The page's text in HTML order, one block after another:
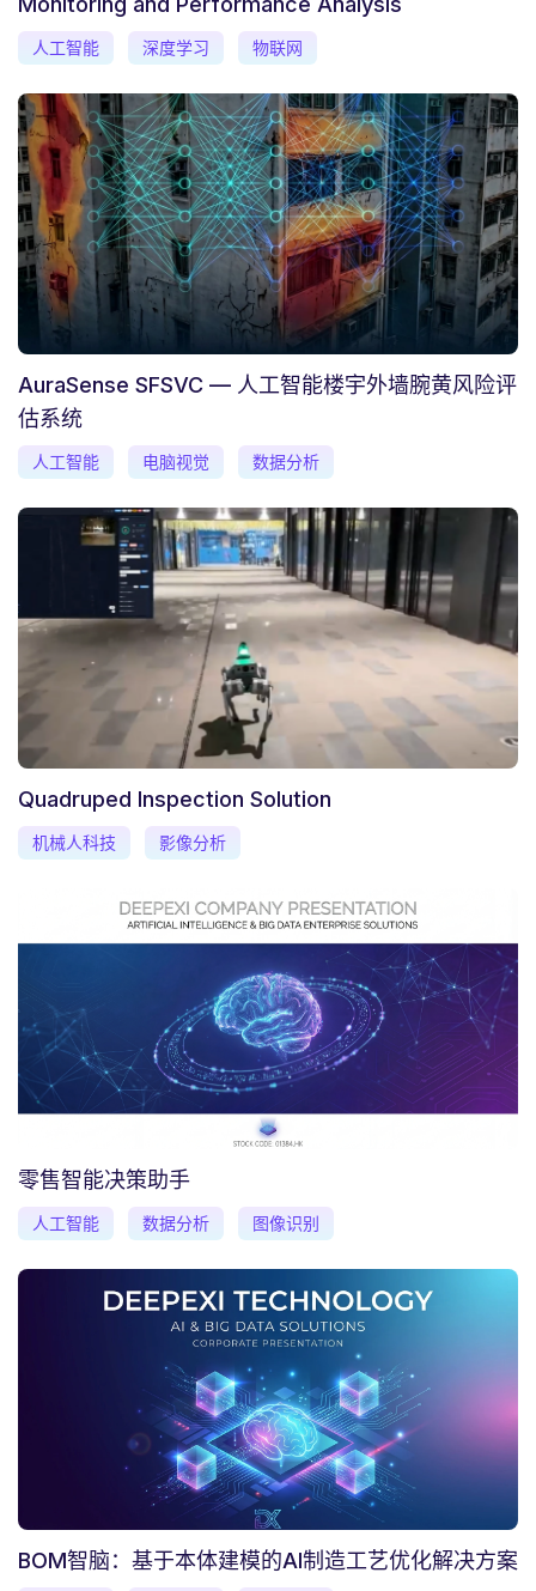
人工智能 深度学习 物联网
AuraSense SFSVC — 人工智能楼宇外墙腕黄风险评
估系统
人工智能 电脑视觉 数据分析
Quadruped Inspection Solution
机械人科技 影像分析
零售智能决策助手
人工智能 数据分析 图像识别
BOM智脑：基于本体建模的AI制造工艺优化解决方案